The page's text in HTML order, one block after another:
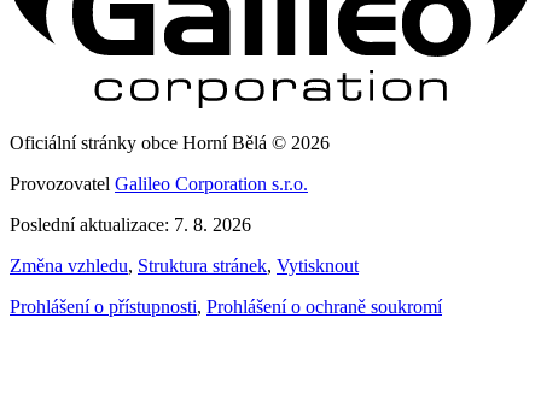
Oficiální stránky obce Horní Bělá © 2026
Provozovatel Galileo Corporation s.r.o.
Poslední aktualizace: 7. 8. 2026
Změna vzhledu, Struktura stránek, Vytisknout
Prohlášení o přístupnosti, Prohlášení o ochraně soukromí